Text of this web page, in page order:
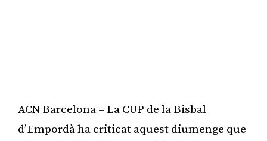
ACN Barcelona – La CUP de la Bisbal
d’Empordà ha criticat aquest diumenge que